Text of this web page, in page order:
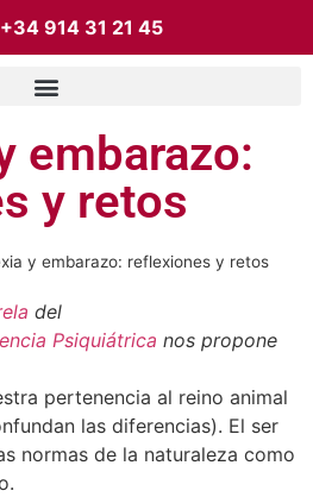
+34 914 31 21 45
embarazo:
y retos
y embarazo: reflexiones y retos
del
Psiquiátrica nos propone
pertenencia al reino animal
las diferencias). El ser
normas de la naturaleza como